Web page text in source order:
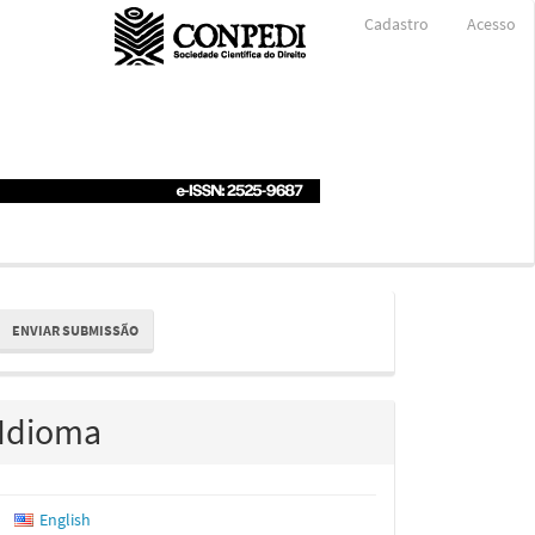
Cadastro Acesso
ENVIAR SUBMISSÃO
Idioma
English